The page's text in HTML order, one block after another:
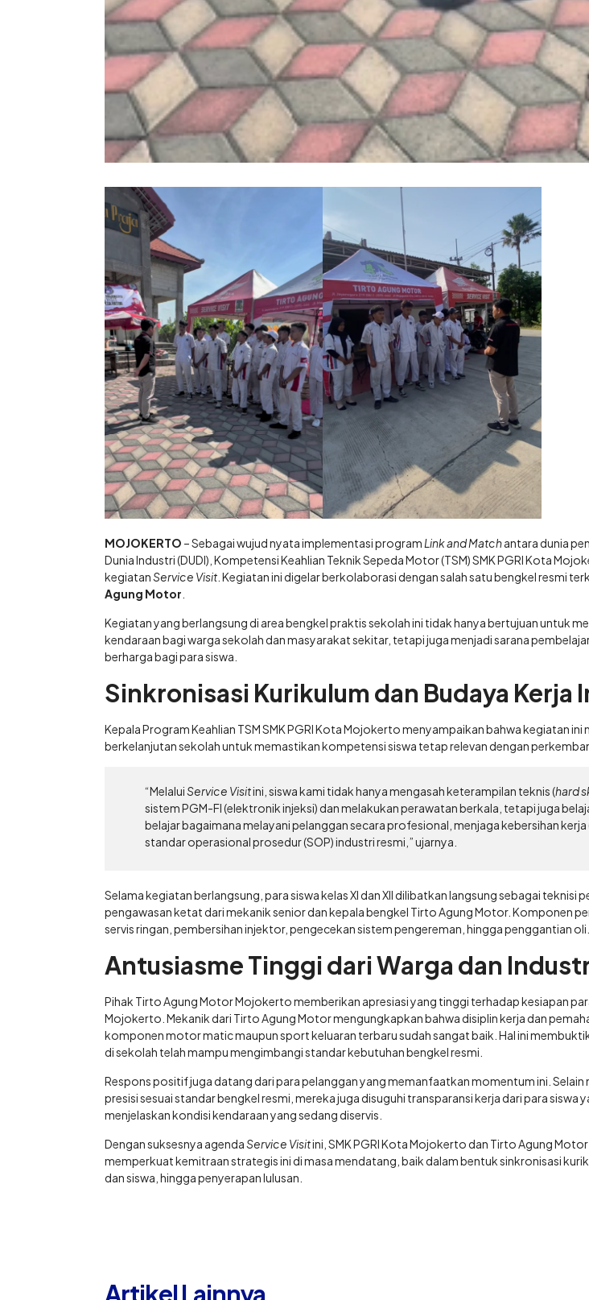
MOJOKERTO – Sebagai wujud nyata implementasi program Link and Matchantara dunia
Dunia Industri (DUDI), Kompetensi Keahlian Teknik Sepeda Motor (TSM) SMK PGRI Kota
kegiatanService Visit . Kegiatan ini digelar berkolaborasi dengan salah satu bengkel resmi
Agung Motor
Kegiatan yang berlangsung di area bengkel praktis sekolah ini tidak hanya bertujuan untuk
kendaraan bagi warga sekolah dan masyarakat sekitar, tetapi juga menjadi sarana
berharga bagi para siswa.
Sinkronisasi Kurikulum dan Budaya Kerja
Kepala Program Keahlian TSM SMK PGRI Kota Mojokerto menyampaikan bahwa kegiatan ini
berkelanjutan sekolah untuk memastikan kompetensi siswa tetap relevan dengan
“MelaluiService Visitini, siswa kami tidak hanya mengasah keterampilan teknis (hard
sistem PGM-FI (elektronik injeksi) dan melakukan perawatan berkala, tetapi juga
belajar bagaimana melayani pelanggan secara profesional, menjaga kebersihan kerja
standar operasional prosedur (SOP) industri resmi,” ujarnya.
Selama kegiatan berlangsung, para siswa kelas XI dan XII dilibatkan langsung sebagai teknisi
pengawasan ketat dari mekanik senior dan kepala bengkel Tirto Agung Motor. Komponen
servis ringan, pembersihan injektor, pengecekan sistem pengereman, hingga penggantian oli.
Antusiasme Tinggi dari Warga dan
Pihak Tirto Agung Motor Mojokerto memberikan apresiasi yang tinggi terhadap kesiapan
Mojokerto. Mekanik dari Tirto Agung Motor mengungkapkan bahwa disiplin kerja dan
komponen motor matic maupun sport keluaran terbaru sudah sangat baik. Hal ini
di sekolah telah mampu mengimbangi standar kebutuhan bengkel resmi.
Respons positif juga datang dari para pelanggan yang memanfaatkan momentum ini.
presisi sesuai standar bengkel resmi, mereka juga disuguhi transparansi kerja dari para siswa
menjelaskan kondisi kendaraan yang sedang diservis.
Dengan suksesnya agendaService Visitini, SMK PGRI Kota Mojokerto dan Tirto Agung
memperkuat kemitraan strategis ini di masa mendatang, baik dalam bentuk sinkronisasi
dan siswa, hingga penyerapan lulusan.
Artikel Lainnya